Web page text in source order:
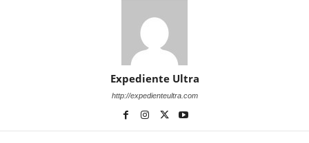
Expediente Ultra
http://expedienteultra.com